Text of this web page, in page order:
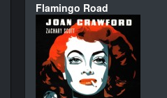
Flamingo Road